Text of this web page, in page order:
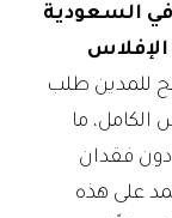
السعودية
الإفلاس
للمدين طلب
الكامل، ما
دون فقدان
على هذه